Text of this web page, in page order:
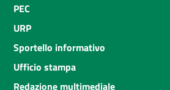
PEC
URP
Sportello informativo
Ufficio stampa
Redazione multimediale